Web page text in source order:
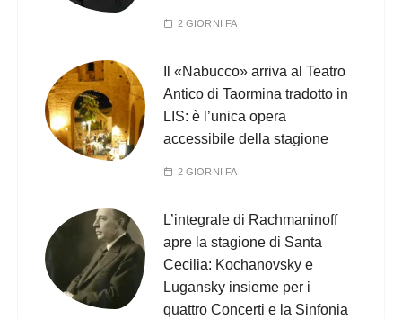
2 GIORNI FA
Il «Nabucco» arriva al Teatro
Antico di Taormina tradotto in
LIS: è l’unica opera
accessibile della stagione
2 GIORNI FA
L’integrale di Rachmaninoff
apre la stagione di Santa
Cecilia: Kochanovsky e
Lugansky insieme per i
quattro Concerti e la Sinfonia